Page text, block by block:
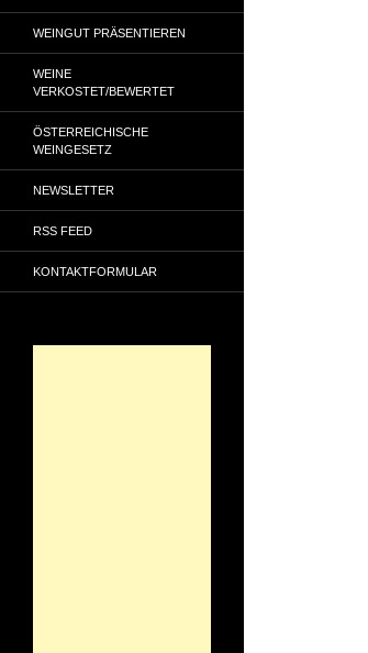
WEINGUT PRÄSENTIEREN
WEINE
VERKOSTET/BEWERTET
ÖSTERREICHISCHE
WEINGESETZ
NEWSLETTER
RSS FEED
KONTAKTFORMULAR